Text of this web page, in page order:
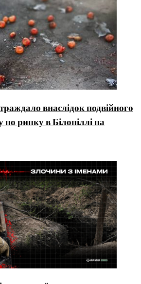
внаслідок подвійного
по ринку в Білопіллі на